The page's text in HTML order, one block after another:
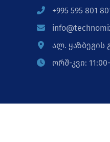
+995 595 801
ალ. ყაზბეგის
ორშ-კვი: